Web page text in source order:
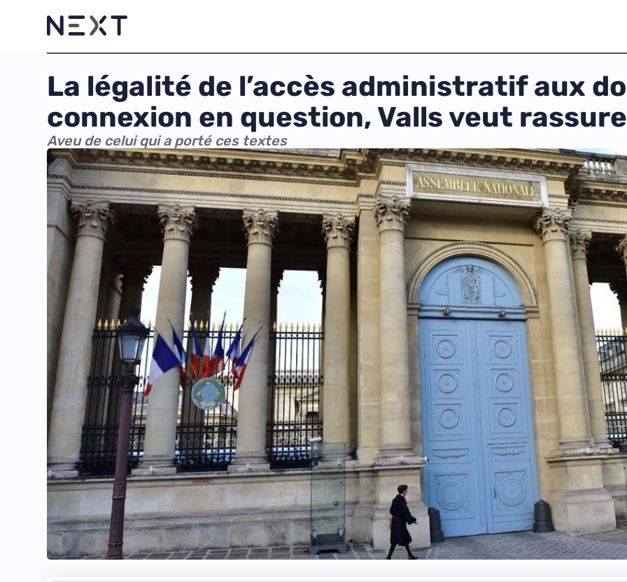
La légalité de l’accès administratif aux
connexion en question, Valls veut
Aveu de celui qui a porté ces textes